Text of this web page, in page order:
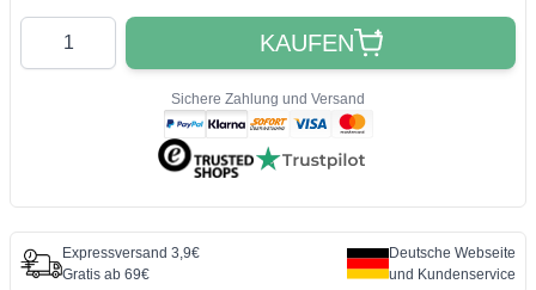
Quantity
KAUFEN
Sichere Zahlung und Versand
Expressversand 3,9€
Gratis ab 69€
Deutsche Webseite
und Kundenservice